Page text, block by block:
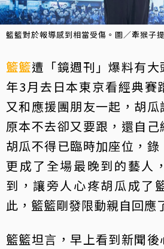
籃籃對於報導感到相當受傷。圖／牽猴子
籃籃遭「鏡週刊」爆料有
年3月去日本東京看經典賽
又和應援團朋友一起，胡
原本不去卻又要跟，還自
胡瓜不得已臨時加座位，錄
更成了全場最晚到的藝人
到，讓旁人心疼胡瓜成了
此，籃籃剛發限動親自回應
籃籃坦言，早上看到新聞